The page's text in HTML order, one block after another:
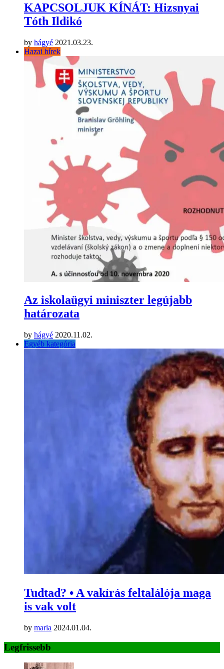
KAPCSOLJUK KÍNÁT: Hizsnyai
Tóth Ildikó
by hágyé 2021.03.23.
Hazai hírek
Az iskolaügyi miniszter legújabb
határozata
by hágyé 2020.11.02.
Egyéb kategória
Tudtad? • A vakírás feltalálója maga
is vak volt
by maria 2024.01.04.
Legfrissebb